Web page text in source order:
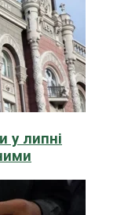
у липні